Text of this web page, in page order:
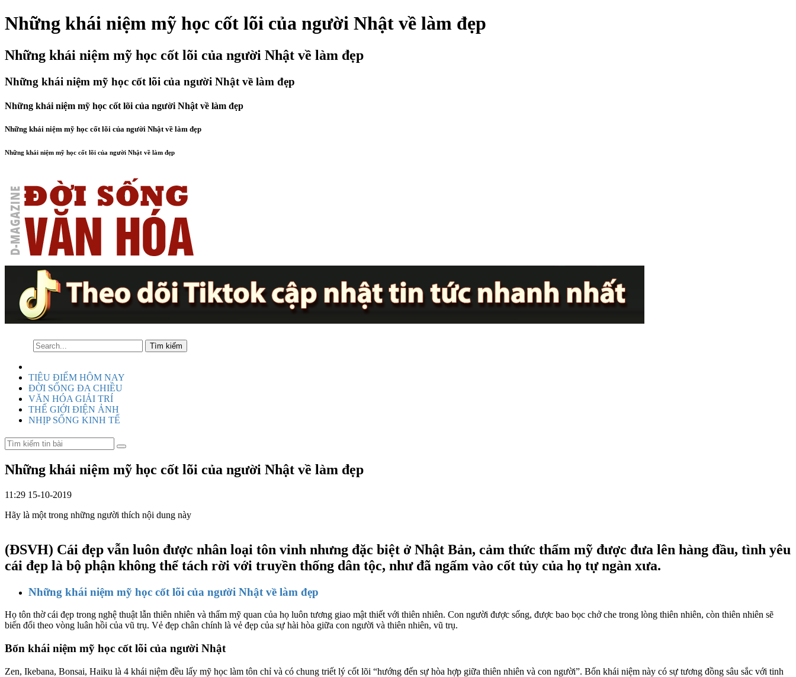
Những khái niệm mỹ học cốt lõi của người Nhật về làm đẹp
Những khái niệm mỹ học cốt lõi của người Nhật về làm đẹp
Những khái niệm mỹ học cốt lõi của người Nhật về làm đẹp
Những khái niệm mỹ học cốt lõi của người Nhật về làm đẹp
Những khái niệm mỹ học cốt lõi của người Nhật về làm đẹp
Những khái niệm mỹ học cốt lõi của người Nhật về làm đẹp
TIÊU ĐIỂM HÔM NAY
ĐỜI SỐNG ĐA CHIỀU
VĂN HÓA GIẢI TRÍ
THẾ GIỚI ĐIỆN ẢNH
NHỊP SỐNG KINH TẾ
Những khái niệm mỹ học cốt lõi của người Nhật về làm đẹp
11:29 15-10-2019
Hãy là một trong những người thích nội dung này
(ĐSVH) Cái đẹp vẫn luôn được nhân loại tôn vinh nhưng đặc biệt ở Nhật Bản, cảm thức thẩm mỹ được đưa lên hàng đầu, tình yêu
cái đẹp là bộ phận không thể tách rời với truyền thống dân tộc, như đã ngấm vào cốt tủy của họ tự ngàn xưa.
Những khái niệm mỹ học cốt lõi của người Nhật về làm đẹp
Họ tôn thờ cái đẹp trong nghệ thuật lẫn thiên nhiên và thẩm mỹ quan của họ luôn tương giao mật thiết với thiên nhiên. Con người được sống, được bao bọc chở che trong lòng thiên nhiên, còn thiên nhiên sẽ
biến đổi theo vòng luân hồi của vũ trụ. Vẻ đẹp chân chính là vẻ đẹp của sự hài hòa giữa con người và thiên nhiên, vũ trụ.
Bốn khái niệm mỹ học cốt lõi của người Nhật
Zen, Ikebana, Bonsai, Haiku là 4 khái niệm đều lấy mỹ học làm tôn chỉ và có chung triết lý cốt lõi “hướng đến sự hòa hợp giữa thiên nhiên và con người”. Bốn khái niệm này có sự tương đồng sâu sắc với tinh